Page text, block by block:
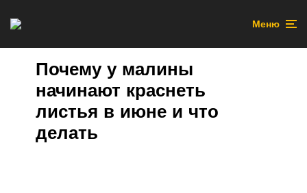
Меню
Почему у малины
начинают краснеть
листья в июне и что
делать